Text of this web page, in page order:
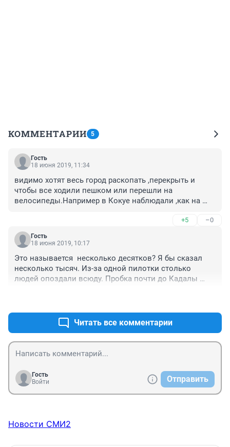
КОММЕНТАРИИ 5
Гость
18 июня 2019, 11:34
видимо хотят весь город раскопать ,перекрыть и
чтобы все ходили пешком или перешли на
велосипеды.Например в Кокуе наблюдали ,как на
еще сделаны сиденья для детей ,чтобы ехать в садик
в школу.
+5 –0
Гость
18 июня 2019, 10:17
Это называется  несколько десятков? Я бы сказал
несколько тысяч. Из-за одной пилотки столько
людей опоздали всюду. Пробка почти до Кадалы
Читать все комментарии
Гость
Войти
Отправить
Новости СМИ2